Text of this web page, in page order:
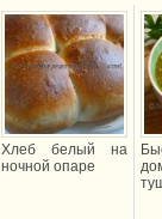
Хлеб белый на
ночной опаре